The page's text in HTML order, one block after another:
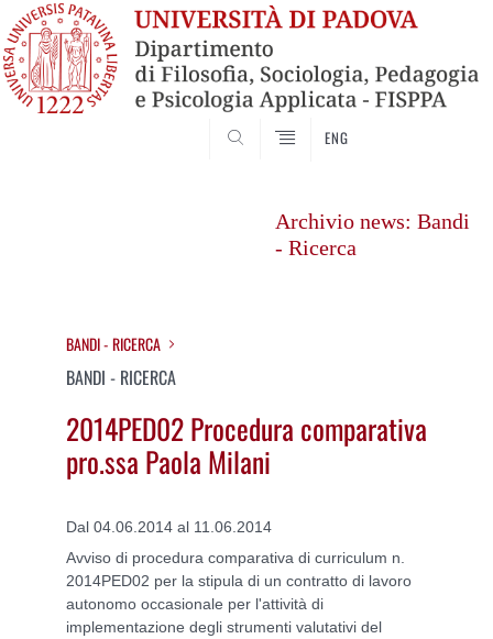
ENG
Archivio news: Bandi
- Ricerca
BANDI - RICERCA
BANDI - RICERCA
2014PED02 Procedura comparativa
pro.ssa Paola Milani
Dal 04.06.2014 al 11.06.2014
Avviso di procedura comparativa di curriculum n.
2014PED02 per la stipula di un contratto di lavoro
autonomo occasionale per l'attività di
implementazione degli strumenti valutativi del